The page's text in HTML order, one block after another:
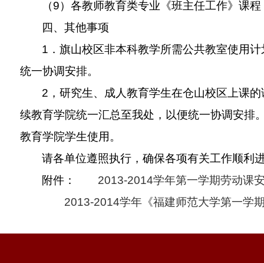
（9）各教师教育类专业《班主任工作》课
四、其他事项
1 ．旗山校区非本科教学所需公共教室使用
统一协调安排。
2 ，研究生、成人教育学生在仓山校区上课
续教育学院统一汇总至我处，以便统一协调安排
教育学院学生使用。
请各单位遵照执行，确保各项有关工作顺利
附件：
2013-2014学年第一学期劳动课
2013-2014学年《福建师范大学第一学